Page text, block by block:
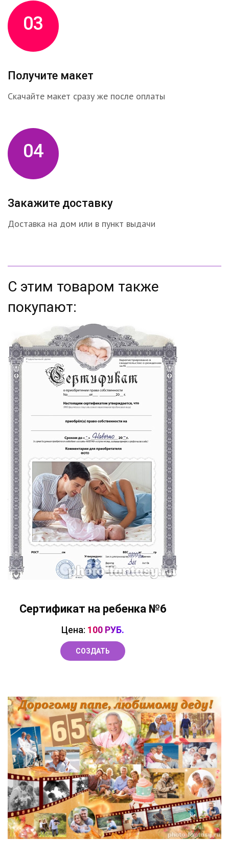
03
Получите макет
Скачайте макет сразу же после оплаты
04
Закажите доставку
Доставка на дом или в пункт выдачи
С этим товаром также
покупают:
Сертификат на ребенка №6
Цена: 100 РУБ.
СОЗДАТЬ